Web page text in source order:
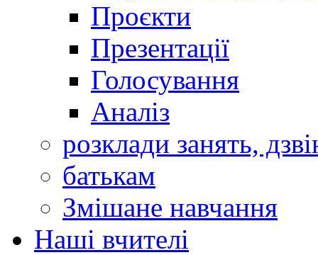
Проєкти
Презентації
Голосування
Аналіз
розклади занять,
батькам
Змішане навчання
Наші вчителі